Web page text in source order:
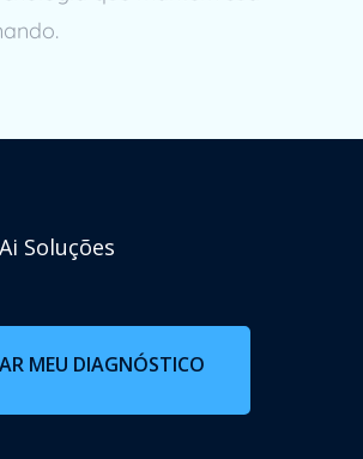
MEU DIAGNÓSTICO